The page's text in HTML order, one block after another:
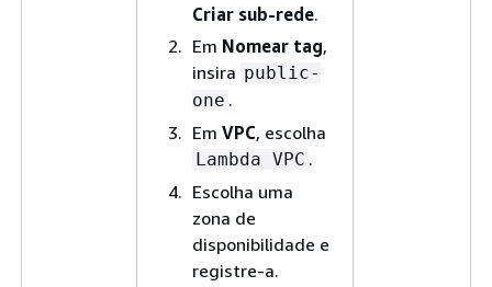
Criar sub-rede.
Em Nomear tag,
insira public-
one .
Em VPC, escolha
Lambda VPC .
Escolha uma
zona de
disponibilidade e
registre-a.